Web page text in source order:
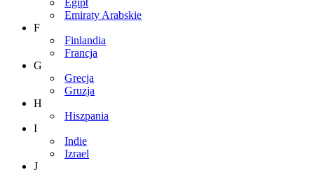
Egipt
Emiraty Arabskie
F
Finlandia
Francja
G
Grecja
Gruzja
H
Hiszpania
I
Indie
Izrael
J